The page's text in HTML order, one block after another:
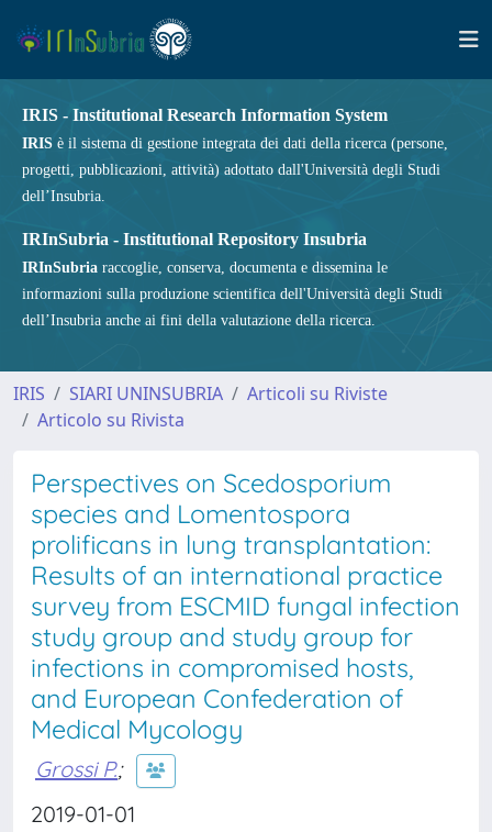
IRIS - Institutional Research Information System
IRIS è il sistema di gestione integrata dei dati della ricerca (persone,
progetti, pubblicazioni, attività) adottato dall'Università degli Studi
dell’Insubria.
IRInSubria - Institutional Repository Insubria
IRInSubria raccoglie, conserva, documenta e dissemina le
informazioni sulla produzione scientifica dell'Università degli Studi
dell’Insubria anche ai fini della valutazione della ricerca.
IRIS SIARI UNINSUBRIA
Articoli su Riviste
Articolo su Rivista
Perspectives on Scedosporium
species and Lomentospora
prolificans in lung transplantation:
Results of an international practice
survey from ESCMID fungal infection
study group and study group for
infections in compromised hosts,
and European Confederation of
Medical Mycology
Grossi P.;
2019-01-01